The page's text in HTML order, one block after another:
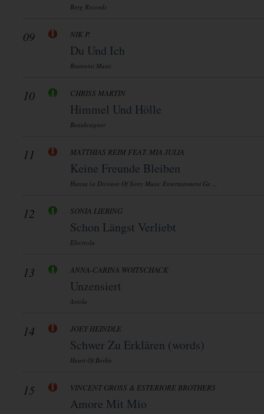
Berg Records
09 NIK P.
Du Und Ich
Brannini Music
10 CHRISS MARTIN
Himmel Und Hölle
Beatdesigner
11 MATTHIAS REIM FEAT. MIA JULIA
Keine Freunde Bleiben
Hansa (a Division Of Sony Music Entertainment Ge ...
12 SONIA LIEBING
Schon Längst Verliebt
Electrola
13 ANNA-CARINA WOITSCHACK
Unzensiert
Ariola
14 JOEY HEINDLE
Schwer Zu Erklären (words)
Heart Of Berlin
15 VINCENT GROSS & ESTERIORE BROTHERS
Amore Mit Mio